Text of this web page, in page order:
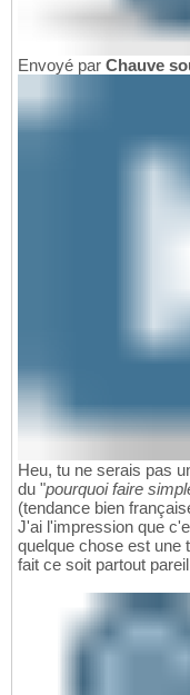
Envoyé par Chauve
Heu, tu ne serais pas
du "pourquoi faire
(tendance bien
J'ai l'impression que
quelque chose est une
fait ce soit partout pareil